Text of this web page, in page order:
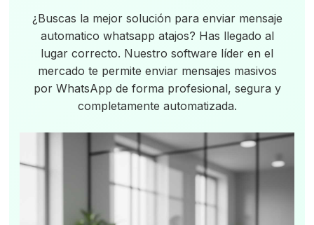
¿Buscas la mejor solución para enviar mensaje
automatico whatsapp atajos? Has llegado al
lugar correcto. Nuestro software líder en el
mercado te permite enviar mensajes masivos
por WhatsApp de forma profesional, segura y
completamente automatizada.